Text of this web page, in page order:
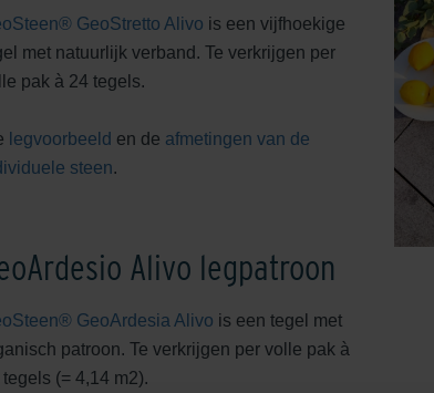
GeoStretto Alivo is een vijfhoekige
met natuurlijk verband. Te verkrijgen per
pak à 24 tegels.
legvoorbeeld en de afmetingen van de
steen.
Alivo legpatroon
GeoArdesia Alivo is een tegel met
patroon. Te verkrijgen per volle pak à
tegels (= 4,14 m2).